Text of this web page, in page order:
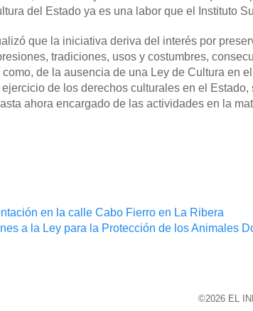
del Estado ya es una labor que el Instituto
que la iniciativa deriva del interés por
tradiciones, usos y costumbres,
de la ausencia de una Ley de Cultura en
de los derechos culturales en el
ahora encargado de las actividades en la
en la calle Cabo Fierro en La Ribera
a la Ley para la Protección de los Animales
©2026 EL